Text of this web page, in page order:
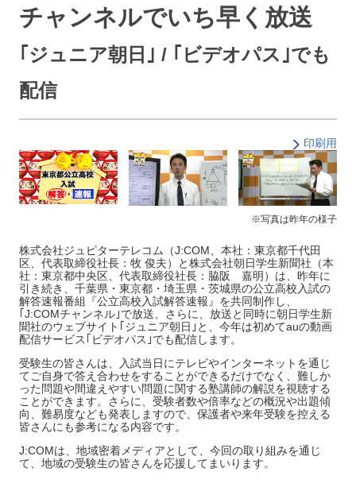
チャンネルでいち早く放送
｢ジュニア朝日｣ / ｢ビデオパス｣でも
配信
印刷用
※写真は昨年の様子
株式会社ジュピターテレコム（J:COM、本社：東京都千代田
区、代表取締役社長：牧 俊夫）と株式会社朝日学生新聞社（本
社：東京都中央区、代表取締役社長：脇阪 嘉明）は、昨年に
引き続き、千葉県・東京都・埼玉県・茨城県の公立高校入試の
解答速報番組『公立高校入試解答速報』を共同制作し、
｢J:COMチャンネル｣で放送、さらに、放送と同時に朝日学生新
聞社のウェブサイト｢ジュニア朝日｣と、今年は初めてauの動画
配信サービス｢ビデオパス｣でも配信します。
受験生の皆さんは、入試当日にテレビやインターネットを通じ
てご自身で答え合わせをすることができるだけでなく、難しか
った問題や間違えやすい問題に関する塾講師の解説を視聴する
ことができます。さらに、受験者数や倍率などの概況や出題傾
向、難易度なども発表しますので、保護者や来年受験を控える
皆さんにも参考になる内容です。
J:COMは、地域密着メディアとして、今回の取り組みを通じ
て、地域の受験生の皆さんを応援してまいります。